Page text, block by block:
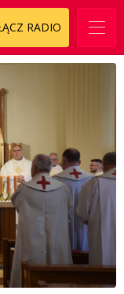
RADIO